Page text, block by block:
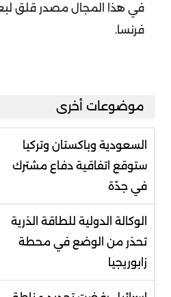
في هذا المجال مصدر قلق
فرنسا.
موضوعات أخرى
السعودية وباكستان وتركيا
ستوقع اتفاقية دفاع مشترك
في جدّة
الوكالة الدولية للطاقة الذرية
تحذر من الوضع في محطة
زابوريجيا